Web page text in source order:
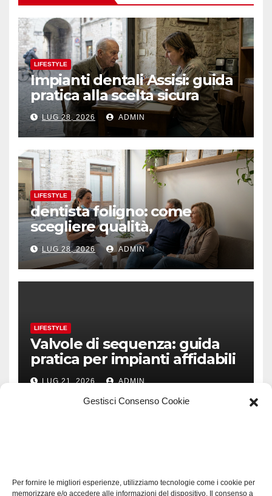
Gestisci Consenso Cookie
Per fornire le migliori esperienze, utilizziamo tecnologie come i cookie per
memorizzare e/o accedere alle informazioni del dispositivo. Il consenso a
LIFESTYLE
Impianti dentali Assisi: guida
pratica alla scelta sicura
LUG 28, 2026 ADMIN
LIFESTYLE
dentista foligno: come
scegliere qualità,
prevenzione e fiducia
LUG 28, 2026 ADMIN
LIFESTYLE
Valvole di sequenza: guida
pratica per impianti affidabili
LUG 21, 2026 ADMIN
guida pratica alla scelta